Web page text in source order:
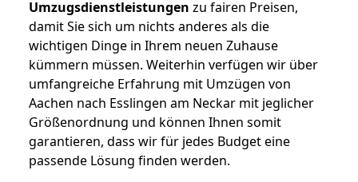
Umzugsdienstleistungen zu fairen Preisen,
damit Sie sich um nichts anderes als die
wichtigen Dinge in Ihrem neuen Zuhause
kümmern müssen. Weiterhin verfügen wir über
umfangreiche Erfahrung mit Umzügen von
Aachen nach Esslingen am Neckar mit jeglicher
Größenordnung und können Ihnen somit
garantieren, dass wir für jedes Budget eine
passende Lösung finden werden.